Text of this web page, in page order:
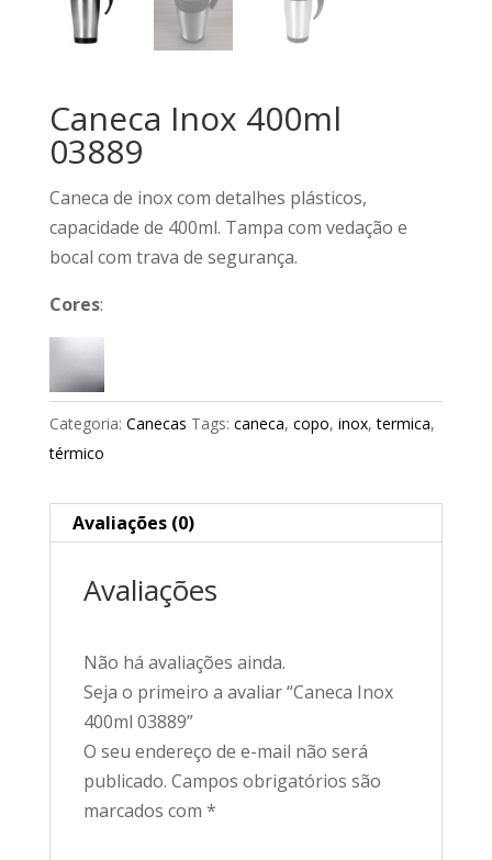
Caneca Inox 400ml
03889
Caneca de inox com detalhes plásticos,
capacidade de 400ml. Tampa com vedação e
bocal com trava de segurança.
Cores:
Categoria: Canecas Tags: caneca, copo, inox,termica,
térmico
Avaliações (0)
Avaliações
Não há avaliações ainda.
Seja o primeiro a avaliar “Caneca Inox
400ml 03889”
O seu endereço de e-mail não será
publicado. Campos obrigatórios são
marcados com *